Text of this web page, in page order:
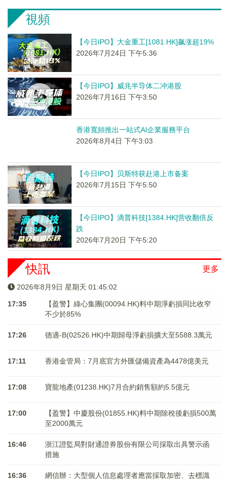
視頻
【今日IPO】大金重工[1081.HK]飙涨超19%
2026年7月24日 下午5:36
【今日IPO】威兆半导体二冲港股
2026年7月16日 下午3:50
香港寬頻推出一站式AI企業服務平台
2026年8月4日 下午3:03
【今日IPO】贝斯特获赴港上市备案
2026年7月15日 下午5:50
【今日IPO】滴普科技[1384.HK]营收翻倍反
跌
2026年7月20日 下午5:20
更多
快訊
2026年8月9日 星期天 01:45:02
17:35
【盈警】綠心集團(00094.HK)料中期淨虧損同比收窄
不少於85%
17:26 德適-B(02526.HK)中期歸母淨虧損擴大至5588.3萬元
17:11 香港金管局：7月底官方外匯儲備資產為4478億美元
17:08 寶龍地產(01238.HK)7月合約銷售額約5.5億元
17:00
【盈警】中慶股份(01855.HK)料中期除稅後虧損500萬
至2000萬元
16:46
浙江證監局對財通證券股份有限公司採取出具警示函
措施
16:36
網信辦：大型個人信息處理者應當採取加密、去標識